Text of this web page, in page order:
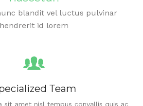
blandit vel luctus pulvinar
hendrerit id lorem
Team
sit amet nisl tempus convallis quis ac